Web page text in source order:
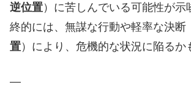
逆位置）に苦しんでいる可能性が示
終的には、無謀な行動や軽率な決断
置）により、危機的な状況に陥るか
—